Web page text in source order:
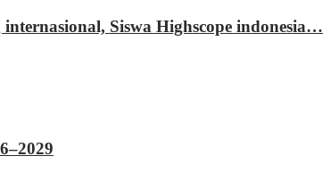
Siswa Highscope indonesia…